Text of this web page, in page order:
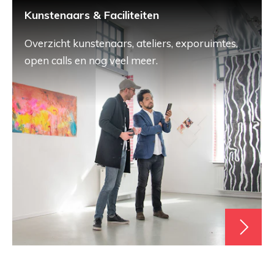
Kunstenaars & Faciliteiten
Overzicht kunstenaars, ateliers, exporuimtes,
open calls en nog veel meer.